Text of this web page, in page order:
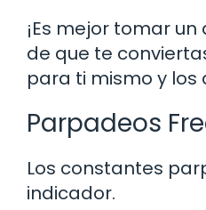
¡Es mejor tomar
de que te
para ti mismo y los
Parpadeos
Los constantes
indicador.